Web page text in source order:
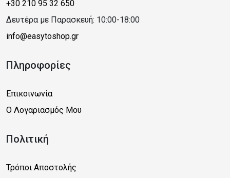
+30 210 95 32 650
Δευτέρα με Παρασκευή: 10:00-18:00
info@easytoshop.gr
Πληροφορίες
Επικοινωνία
Ο Λογαριασμός Μου
Πολιτική
Τρόποι Αποστολής